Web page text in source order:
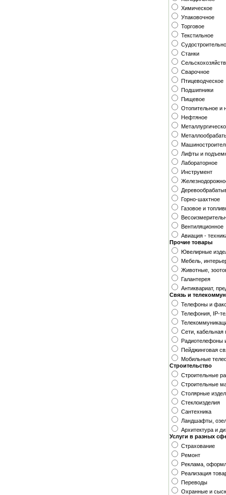
Химическое
Упаковочное
Торговое
Текстильное
Станки
Сварочное
Птицеводческое
Подшипники
Пищевое
Отопительное и
Нефтяное
Лифты и
Лабораторное
Инструмент
Горно-шахтное
Газовое и
Вентиляционное
Авиация -
Прочие товары
Ювелирные
Мебель,
Животные,
Галантерея
Антиквариат,
Связь и
Телефоны и
Телефония, IP-
Сети, кабельная
Радиотелефоны
Пейджинговая
Мобильные
Строительство
Строительные
Строительные
Столярные
Стеклоизделия
Сантехника
Ландшафты,
Архитектура и
Услуги в разных
Страхование
Ремонт
Реклама,
Реализация
Переводы
Охранные и